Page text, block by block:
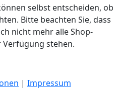
selbst entscheiden, ob
Bitte beachten Sie, dass
nicht mehr alle Shop-
stehen.
| Impressum